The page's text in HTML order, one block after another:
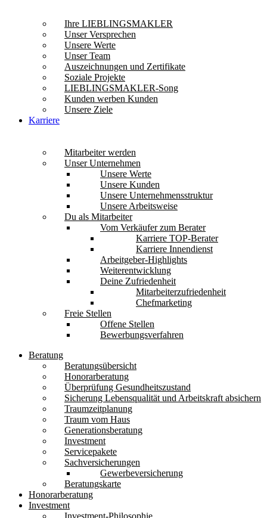
Ihre LIEBLINGSMAKLER
Unser Versprechen
Unsere Werte
Unser Team
Auszeichnungen und Zertifikate
Soziale Projekte
LIEBLINGSMAKLER-Song
Kunden werben Kunden
Unsere Ziele
Karriere
Mitarbeiter werden
Unser Unternehmen
Unsere Werte
Unsere Kunden
Unsere Unternehmensstruktur
Unsere Arbeitsweise
Du als Mitarbeiter
Vom Verkäufer zum Berater
Karriere TOP-Berater
Karriere Innendienst
Arbeitgeber-Highlights
Weiterentwicklung
Deine Zufriedenheit
Mitarbeiterzufriedenheit
Chefmarketing
Freie Stellen
Offene Stellen
Bewerbungsverfahren
Beratung
Beratungsübersicht
Honorarberatung
Überprüfung Gesundheitszustand
Sicherung Lebensqualität und Arbeitskraft absichern
Traumzeitplanung
Traum vom Haus
Generationsberatung
Investment
Servicepakete
Sachversicherungen
Gewerbeversicherung
Beratungskarte
Honorarberatung
Investment
Investment-Philosophie